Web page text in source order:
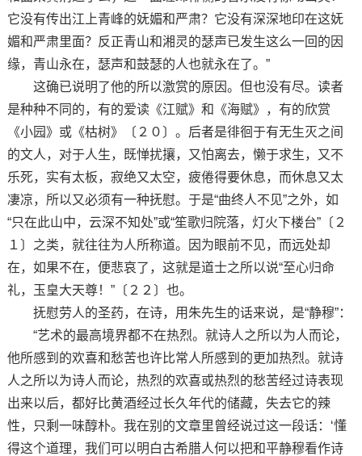
它没有传出江上青峰的妩媚和严肃？它没有深深地印在这妩
媚和严肃里面？反正青山和湘灵的瑟声已发生这么一回的因
缘，青山永在，瑟声和鼓瑟的人也就永在了。”
这确已说明了他的所以激赏的原因。但也没有尽。读者
是种种不同的，有的爱读《江赋》和《海赋》，有的欣赏
《小园》或《枯树》〔２０〕。后者是徘徊于有无生灭之间
的文人，对于人生，既惮扰攘，又怕离去，懒于求生，又不
乐死，实有太板，寂绝又太空，疲倦得要休息，而休息又太
凄凉，所以又必须有一种抚慰。于是“曲终人不见”之外，如
“只在此山中，云深不知处”或“笙歌归院落，灯火下楼台”〔２
１〕之类，就往往为人所称道。因为眼前不见，而远处却
在，如果不在，便悲哀了，这就是道士之所以说“至心归命
礼，玉皇大天尊！”〔２２〕也。
抚慰劳人的圣药，在诗，用朱先生的话来说，是“静穆”：
“艺术的最高境界都不在热烈。就诗人之所以为人而论，
他所感到的欢喜和愁苦也许比常人所感到的更加热烈。就诗
人之所以为诗人而论，热烈的欢喜或热烈的愁苦经过诗表现
出来以后，都好比黄酒经过长久年代的储藏，失去它的辣
性，只剩一味醇朴。我在别的文章里曾经说过这一段话：‘懂
得这个道理，我们可以明白古希腊人何以把和平静穆看作诗